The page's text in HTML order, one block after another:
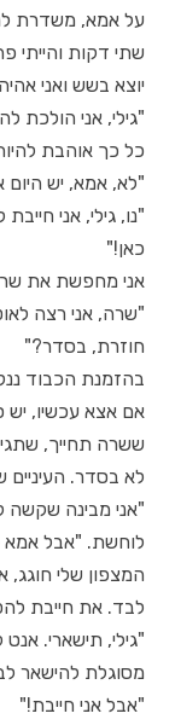
על אמא, משדרת
שתי דקות והייתי
יוצא בשש ואני
"גילי, אני הולכת
כל כך אוהבת
"לא, אמא, יש היום
"נו, גילי, אני
כאן!"
אני מחפשת את
"שרה, אני רצה
חוזרת, בסדר?"
בהזמנת הכבוד
אם אצא עכשיו, יש
ששרה תחייך,
לא בסדר. העיניים
"אני מבינה שקשה
לוחשת. "אבל אמא
המצפון שלי
לבד. את חייבת
"גילי, תישארי.
מסוגלת להישאר
"אבל אני חייבת!"